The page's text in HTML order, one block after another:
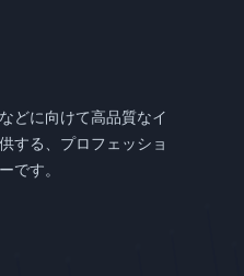
どに向けて高品質なイ
する、プロフェッショ
です。